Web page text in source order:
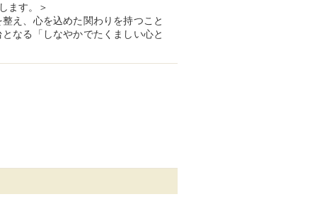
ます。＞
え、心を込めた関わりを持つこと
なる「しなやかでたくましい心と